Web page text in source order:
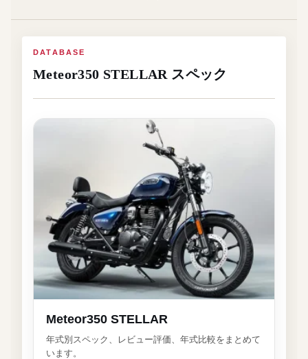
DATABASE
Meteor350 STELLAR スペック
Meteor350 STELLAR
年式別スペック、レビュー評価、年式比較をまとめて
います。